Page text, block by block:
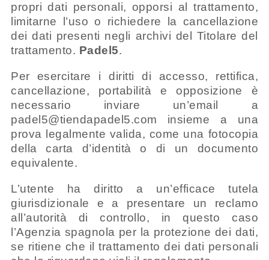
propri dati personali, opporsi al trattamento,
limitarne l’uso o richiedere la cancellazione
dei dati presenti negli archivi del Titolare del
trattamento. Padel5.
Per esercitare i diritti di accesso, rettifica,
cancellazione, portabilità e opposizione è
necessario inviare un’email a
padel5@tiendapadel5.com insieme a una
prova legalmente valida, come una fotocopia
della carta d’identità o di un documento
equivalente.
L’utente ha diritto a un’efficace tutela
giurisdizionale e a presentare un reclamo
all’autorità di controllo, in questo caso
l’Agenzia spagnola per la protezione dei dati,
se ritiene che il trattamento dei dati personali